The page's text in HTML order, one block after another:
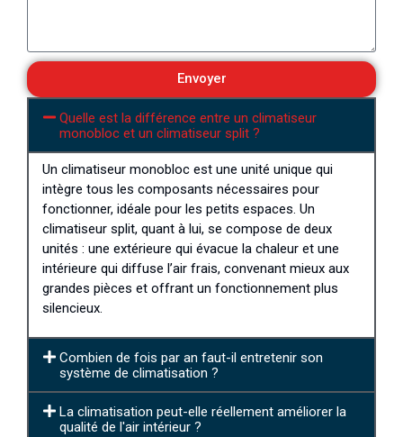
Envoyer
Quelle est la différence entre un climatiseur
monobloc et un climatiseur split ?
Un climatiseur monobloc est une unité unique qui
intègre tous les composants nécessaires pour
fonctionner, idéale pour les petits espaces. Un
climatiseur split, quant à lui, se compose de deux
unités : une extérieure qui évacue la chaleur et une
intérieure qui diffuse l’air frais, convenant mieux aux
grandes pièces et offrant un fonctionnement plus
silencieux.
Combien de fois par an faut-il entretenir son
système de climatisation ?
La climatisation peut-elle réellement améliorer la
qualité de l'air intérieur ?